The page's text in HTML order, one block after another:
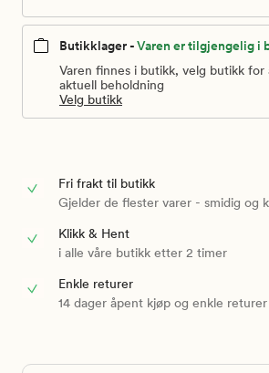
Butikklager -Varen er tilgjengelig i
Varen finnes i butikk, velg butikk for
aktuell beholdning
Velg butikk
Fri frakt til butikk
Gjelder de flester varer - smidig og
Klikk & Hent
i alle våre butikk etter 2 timer
Enkle returer
14 dager åpent kjøp og enkle